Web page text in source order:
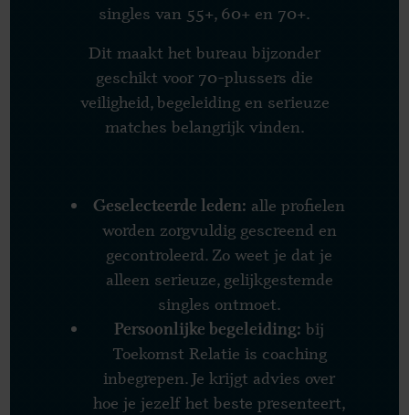
singles van 55+, 60+ en 70+.
Dit maakt het bureau bijzonder
geschikt voor 70-plussers die
veiligheid, begeleiding en serieuze
matches belangrijk vinden.
Geselecteerde leden: alle profielen
worden zorgvuldig gescreend en
gecontroleerd. Zo weet je dat je
alleen serieuze, gelijkgestemde
singles ontmoet.
Persoonlijke begeleiding: bij
Toekomst Relatie is coaching
inbegrepen. Je krijgt advies over
hoe je jezelf het beste presenteert,